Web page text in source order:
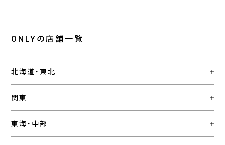
ONLYの店舗一覧
北海道・東北
関東
東海・中部